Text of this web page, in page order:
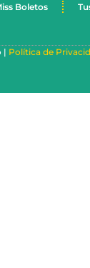
Boletos
| Política de